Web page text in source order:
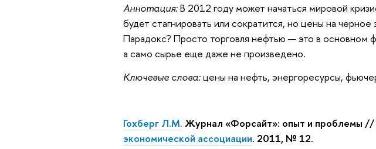
Аннотация:В 2012 году может начаться мировой
будет стагнировать или сократится, но цены на
Парадокс? Просто торговля нефтью — это в основном
а само сырье еще даже не произведено.
Ключевые слова:цены на нефть, энергоресурсы,
Гохберг Л.М. Журнал «Форсайт»: опыт и проблемы //
экономической ассоциации. 2011, № 12.